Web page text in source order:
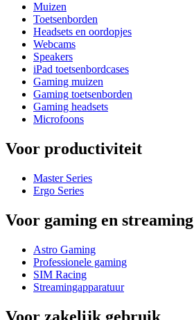
Muizen
Toetsenborden
Headsets en oordopjes
Webcams
Speakers
iPad toetsenbordcases
Gaming muizen
Gaming toetsenborden
Gaming headsets
Microfoons
Voor productiviteit
Master Series
Ergo Series
Voor gaming en streaming
Astro Gaming
Professionele gaming
SIM Racing
Streamingapparatuur
Voor zakelijk gebruik